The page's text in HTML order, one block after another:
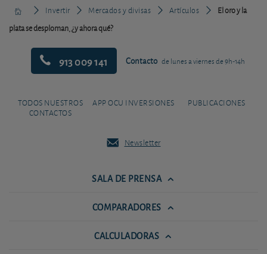
Invertir Mercados y divisas Artículos
El oro y la
plata se desploman, ¿y ahora qué?
913 009 141 Contacto de lunes a viernes de 9h-14h
TODOS NUESTROS
CONTACTOS
APP OCU INVERSIONES PUBLICACIONES
Newsletter
SALA DE PRENSA
COMPARADORES
CALCULADORAS